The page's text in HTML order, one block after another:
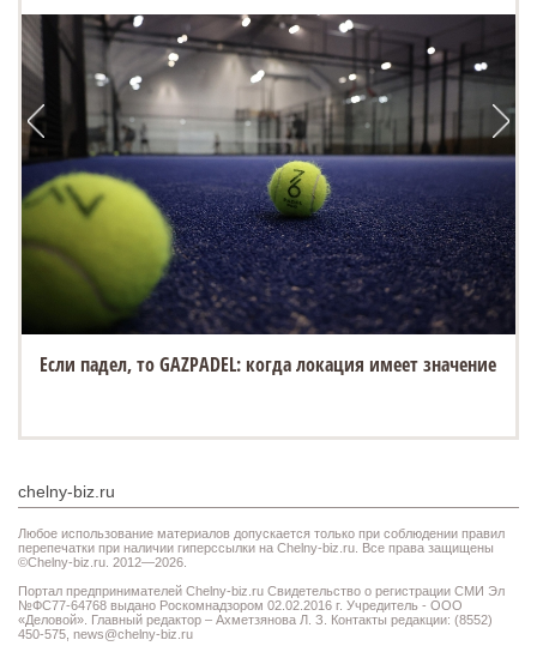
Если падел, то GAZPADEL: когда локация имеет значение
chelny-biz.ru
Любое использование материалов допускается только при соблюдении правил
перепечатки при наличии гиперссылки на Chelny-biz.ru. Все права защищены
©Chelny-biz.ru. 2012—2026.
Портал предпринимателей Chelny-biz.ru Свидетельство о регистрации СМИ Эл
№ФС77-64768 выдано Роскомнадзором 02.02.2016 г. Учредитель - ООО
«Деловой». Главный редактор – Ахметзянова Л. З. Контакты редакции: (8552)
450-575, news@chelny-biz.ru